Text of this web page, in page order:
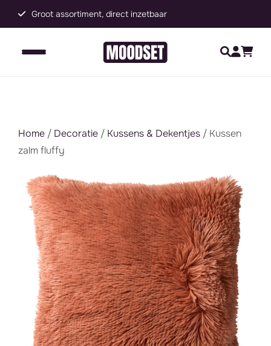
Groot assortiment, direct inzetbaar
Home / Decoratie / Kussens & Dekentjes / Kussen
zalm fluffy